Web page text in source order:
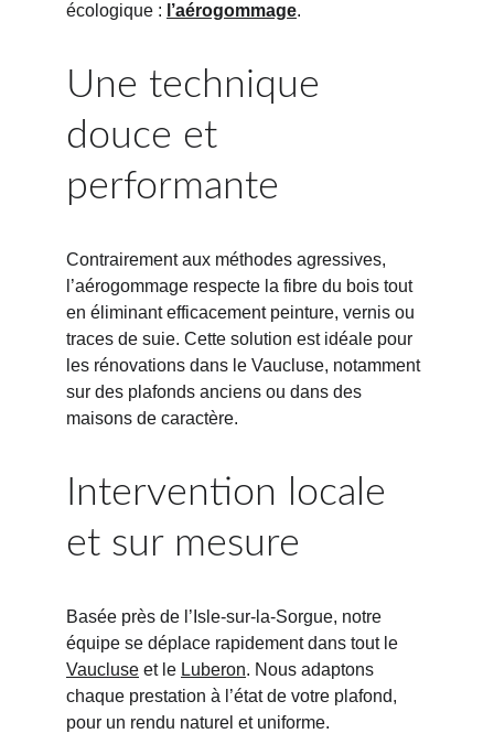
écologique : l’aérogommage.
Une technique
douce et
performante
Contrairement aux méthodes agressives,
l’aérogommage respecte la fibre du bois tout
en éliminant efficacement peinture, vernis ou
traces de suie. Cette solution est idéale pour
les rénovations dans le Vaucluse, notamment
sur des plafonds anciens ou dans des
maisons de caractère.
Intervention locale
et sur mesure
Basée près de l’Isle-sur-la-Sorgue, notre
équipe se déplace rapidement dans tout le
Vaucluse et le Luberon. Nous adaptons
chaque prestation à l’état de votre plafond,
pour un rendu naturel et uniforme.